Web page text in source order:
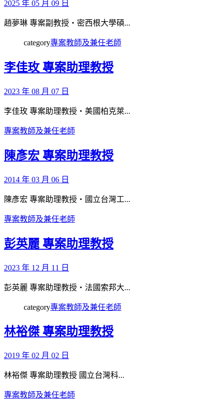
2025 年 05 月 09 日
趙夢琳 專案副教授‧密西根大學碩...
category專案教師及兼任老師
李佳玫 專案助理教授
2023 年 08 月 07 日
李佳玫 專案助理教授‧美國柏克萊...
專案教師及兼任老師
陳彥宏 專案助理教授
2014 年 03 月 06 日
陳彥宏 專案助理教授‧國立台灣工...
專案教師及兼任老師
彭英麗 專案助理教授
2023 年 12 月 11 日
彭英麗 專案助理教授‧法國索邦大...
category專案教師及兼任老師
林裕傑 專案助理教授
2019 年 02 月 02 日
林裕傑 專案助理教授 國立台灣科...
專案教師及兼任老師